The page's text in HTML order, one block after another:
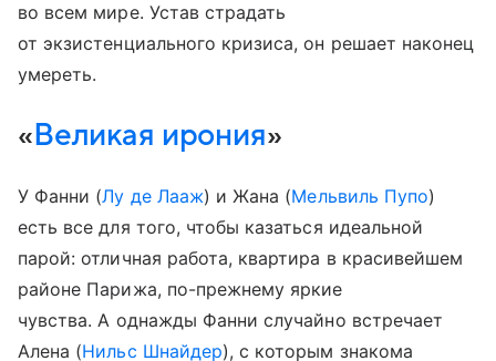
во всем мире. Устав страдать
от экзистенциального кризиса, он решает наконец
умереть.
« Великая ирония»
У Фанни (Лу де Лааж) и Жана (Мельвиль Пупо)
есть все для того, чтобы казаться идеальной
парой: отличная работа, квартира в красивейшем
районе Парижа, по-прежнему яркие
чувства. А однажды Фанни случайно встречает
Алена (Нильс Шнайдер), с которым знакома